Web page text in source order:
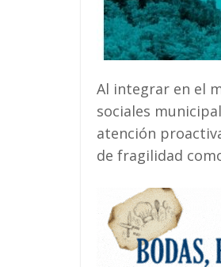
Al integrar en el
sociales
atención
de fragilidad